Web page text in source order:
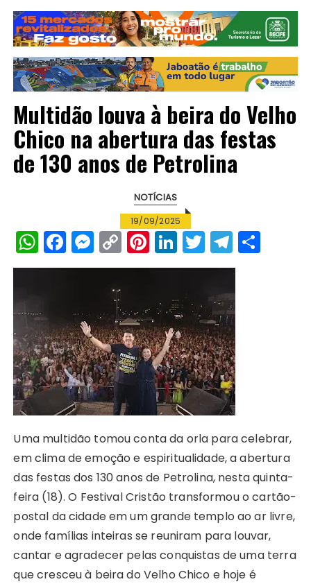
Multidão louva à beira do Velho
Chico na abertura das festas
de 130 anos de Petrolina
NOTÍCIAS
19/09/2025
W
h
ts
A
p
p
F
a
e
b
o
o
k
M
e
s
e
n
g
er
C
o
y
Li
n
k
Pi
n
re
st
Li
n
k
e
dI
n
T
w
it
te
r
T
el
e
g
r
a
m
Uma multidão tomou conta da orla para celebrar,
em clima de emoção e espiritualidade, a abertura
das festas dos 130 anos de Petrolina, nesta quinta-
feira (18). O Festival Cristão transformou o cartão-
postal da cidade em um grande templo ao ar livre,
onde famílias inteiras se reuniram para louvar,
cantar e agradecer pelas conquistas de uma terra
que cresceu à beira do Velho Chico e hoje é